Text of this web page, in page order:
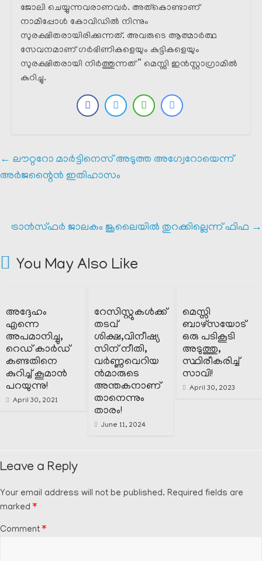
ജോലി ചെയ്യുന്നവരാണവർ. അത്കൊണ്ടാണ്
നാമിപ്പോൾ കോവിഡിൽ നിന്നും
സുരക്ഷിതരായിരിക്കുന്നത്. അവരുടെ ആത്മാർത്ഥ
സേവനമാണ് ഗർഭിണികളെയും കുട്ടികളെയും
സുരക്ഷിതരായി നിർത്തുന്നത് ” മെസ്സി ഇൻസ്റ്റാഗ്രാമിൽ
കുറിച്ചു.
← ലൗറ്ററോ മാർട്ടിനെസ് അടുത്ത അഗ്വേറോയെന്ന്
അർജന്റൈൻ ഇതിഹാസം
ട്രാൻസ്ഫർ ജാലകം ജൂലൈയിൽ തുറക്കില്ലെന്ന് ഫിഫ →
You May Also Like
അദ്ദേഹം
എന്നെ
അപമാനിച്ചു,
റെഡ് കാർഡ്
കണ്ടതിനെ
കുറിച്ച് കൂമാൻ
പറയുന്നു!
April 30, 2021
റേസിസ്റ്റുകൾക്ക്
തടവ്
ശിക്ഷ,വിനീഷ്യ
സിന് നീതി,
വർണ്ണവെറിയ
ൻമാരുടെ
അന്തകനാണ്
താനെന്നും
താരം!
June 11, 2024
മെസ്സി
ബാഴ്സയോട്
ഒരു പടികൂടി
അടുത്തു,
സ്ഥിരീകരിച്ച്
സാവി!
April 30, 2023
Leave a Reply
Your email address will not be published. Required fields are
marked *
Comment *